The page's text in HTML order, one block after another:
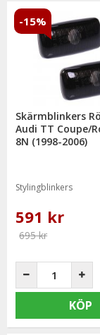
Skärmblinkers
Audi TT Coupe/
8N (1998-2006)
Stylingblinkers
591 kr
695 kr
-15%
KÖP